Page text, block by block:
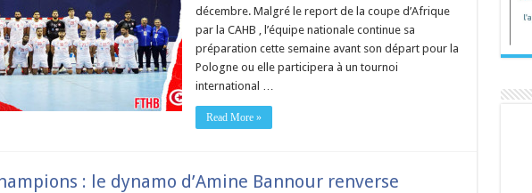
décembre. Malgré le report de la coupe d’Afrique
par la CAHB , l’équipe nationale continue sa
préparation cette semaine avant son départ pour la
Pologne ou elle participera à un tournoi
international …
Read More »
: le dynamo d’Amine Bannour renverse